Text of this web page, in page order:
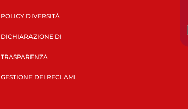
POLICY DIVERSITÀ
DICHIARAZIONE DI
TRASPARENZA
GESTIONE DEI RECLAMI